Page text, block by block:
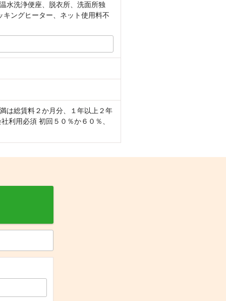
水洗浄便座、脱衣所、洗面所独
ングヒーター、ネット使用料不
は総賃料２か月分、１年以上２年
利用必須 初回５０％か６０％、